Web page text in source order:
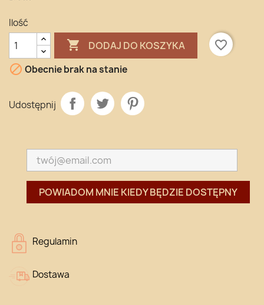
Ilość
 DODAJ DO KOSZYKA
favorite_border
 Obecnie brak na stanie
Udostępnij
POWIADOM MNIE KIEDY BĘDZIE DOSTĘPNY
Regulamin
Dostawa